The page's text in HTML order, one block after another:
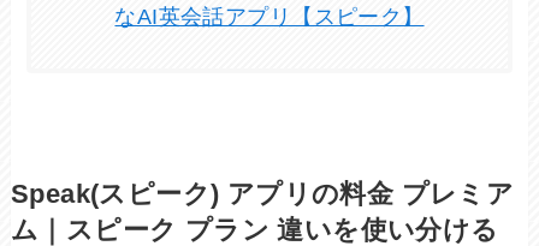
なAI英会話アプリ【スピーク】
Speak(スピーク) アプリの料金 プレミア
ム｜スピーク プラン 違いを使い分ける